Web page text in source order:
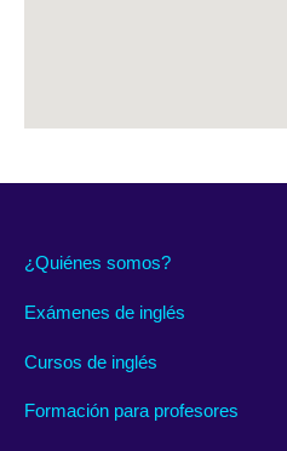
¿Quiénes somos?
Exámenes de inglés
Cursos de inglés
Formación para profesores